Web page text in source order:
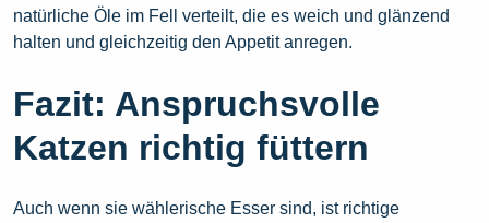
natürliche Öle im Fell verteilt, die es weich und glänzend
halten und gleichzeitig den Appetit anregen.
Fazit: Anspruchsvolle
Katzen richtig füttern
Auch wenn sie wählerische Esser sind, ist richtige